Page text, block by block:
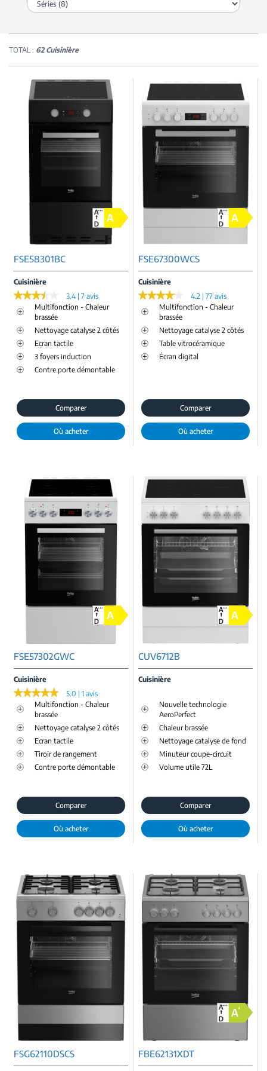
TOTAL : 62 Cuisinière
FSE58301BC
Cuisinière
★★★★★
★★★★★
3.4 | 7 avis
Multifonction - Chaleur
brassée
Nettoyage catalyse 2 côtés
Ecran tactile
3 foyers induction
Contre porte démontable
Comparer
Où acheter
FSE67300WCS
Cuisinière
★★★★★
★★★★★
4.2 | 77 avis
Multifonction - Chaleur
brassée
Nettoyage catalyse 2 côtés
Table vitrocéramique
Écran digital
Comparer
Où acheter
FSE57302GWC
Cuisinière
★★★★★
★★★★★
5.0 | 1 avis
Multifonction - Chaleur
brassée
Nettoyage catalyse 2 côtés
Ecran tactile
Tiroir de rangement
Contre porte démontable
Comparer
Où acheter
CUV6712B
Cuisinière
Nouvelle technologie
AeroPerfect
Chaleur brassée
Nettoyage catalyse de fond
Minuteur coupe-circuit
Volume utile 72L
Comparer
Où acheter
FSG62110DSCS FBE62131XDT